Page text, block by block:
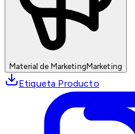
Material de MarketingMarketing
Etiqueta Producto